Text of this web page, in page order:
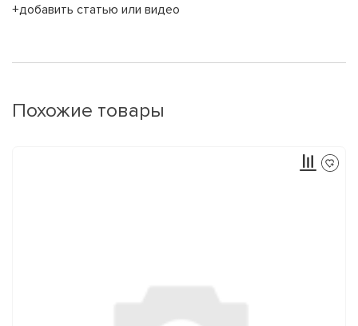
+добавить статью или видео
Похожие товары